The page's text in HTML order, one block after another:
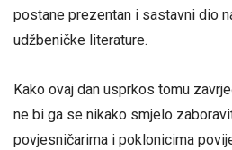
postane prezentan i sastavni dio
udžbeničke literature.
Kako ovaj dan usprkos tomu
ne bi ga se nikako smjelo
povjesničarima i poklonicima